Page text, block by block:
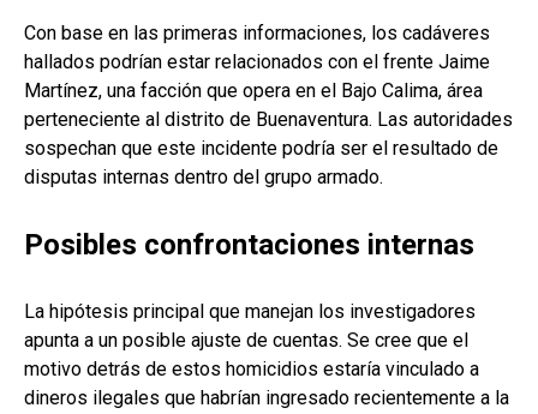
Con base en las primeras informaciones, los cadáveres
hallados podrían estar relacionados con el frente Jaime
Martínez, una facción que opera en el Bajo Calima, área
perteneciente al distrito de Buenaventura. Las autoridades
sospechan que este incidente podría ser el resultado de
disputas internas dentro del grupo armado.
Posibles confrontaciones internas
La hipótesis principal que manejan los investigadores
apunta a un posible ajuste de cuentas. Se cree que el
motivo detrás de estos homicidios estaría vinculado a
dineros ilegales que habrían ingresado recientemente a la